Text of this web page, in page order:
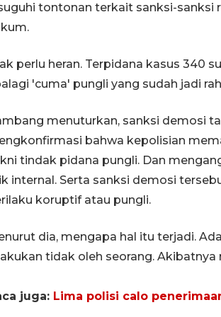
tontonan terkait sanksi-sanksi
perlu heran. Terpidana kasus 340
'cuma' pungli yang sudah jadi
menuturkan, sanksi demosi
bahwa kepolisian
tindak pidana pungli. Dan
internal. Serta sanksi demosi
koruptif atau pungli.
dia, mengapa hal itu terjadi.
tidak oleh seorang.
juga: Lima polisi calo